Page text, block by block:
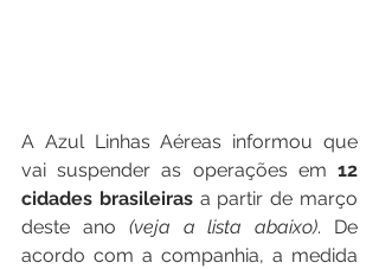
A Azul Linhas Aéreas informou que
vai suspender as operações em 12
cidades brasileiras a partir de março
deste ano (veja a lista abaixo). De
acordo com a companhia, a medida